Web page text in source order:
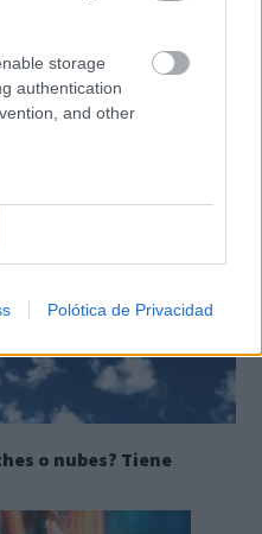
storage
authentication
and other
Polótica de Privacidad
bostezo es contagioso
o nubes? Tiene